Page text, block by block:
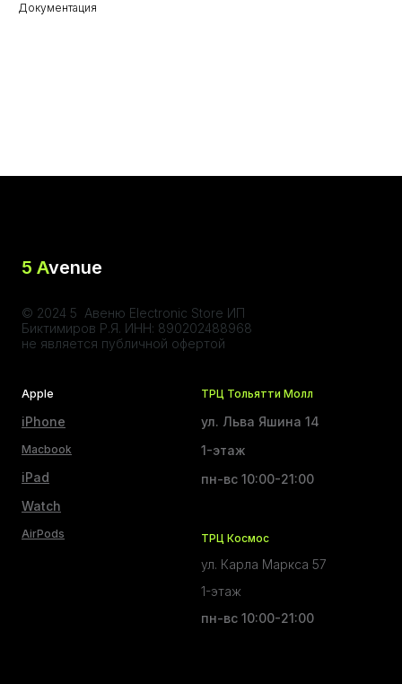
Документация
5 Avenue
© 2024 5 Авеню Electronic Store ИП
Биктимиров Р.Я. ИНН: 890202488968
не является публичной офертой
Apple
iPhone
Macbook
iPad
Watch
AirPods
ТРЦ Тольятти Молл
ул. Льва Яшина 14
1-этаж
пн-вс 10:00-21:00
ТРЦ Космос
ул. Карла Маркса 57
1-этаж
пн-вс 10:00-21:00